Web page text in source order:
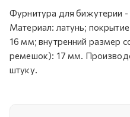
Фурнитура для бижутерии
Материал: латунь;
16 мм; внутренний размер
ремешок): 17 мм.
штуку.